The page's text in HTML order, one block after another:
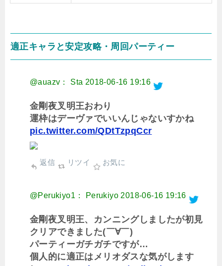
適正キャラと安定攻略・周回パーティー
@auazv： Sta 2018-06-16 19:16
金剛夜叉明王おわり
運枠はデーヴァでいいんじゃないすかね
pic.twitter.com/QDtTzpqCcr
返信 リツイ お気に
@Perukiyo1： Perukiyo 2018-06-16 19:16
金剛夜叉明王、カンニングしましたが初見
クリアできました(￣∀￣)
パーティーガチガチですが…
個人的に適正はメリオダスな気がします